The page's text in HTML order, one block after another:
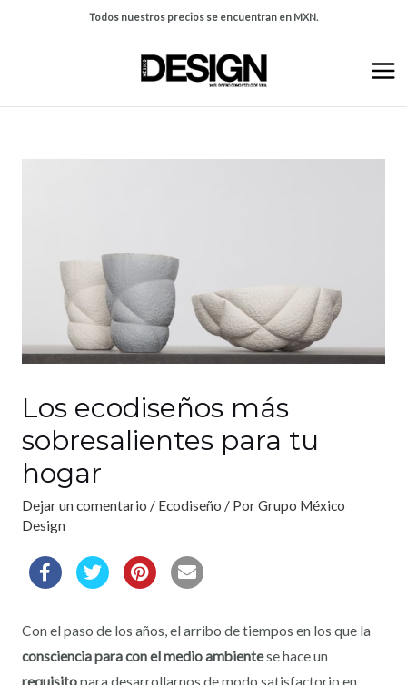
Todos nuestros precios se encuentran en MXN.
Los ecodiseños más
sobresalientes para tu
hogar
Dejar un comentario / Ecodiseño / PorGrupo México
Design
Con el paso de los años, el arribo de tiempos en los que la
consciencia para con el medio ambientese hace un